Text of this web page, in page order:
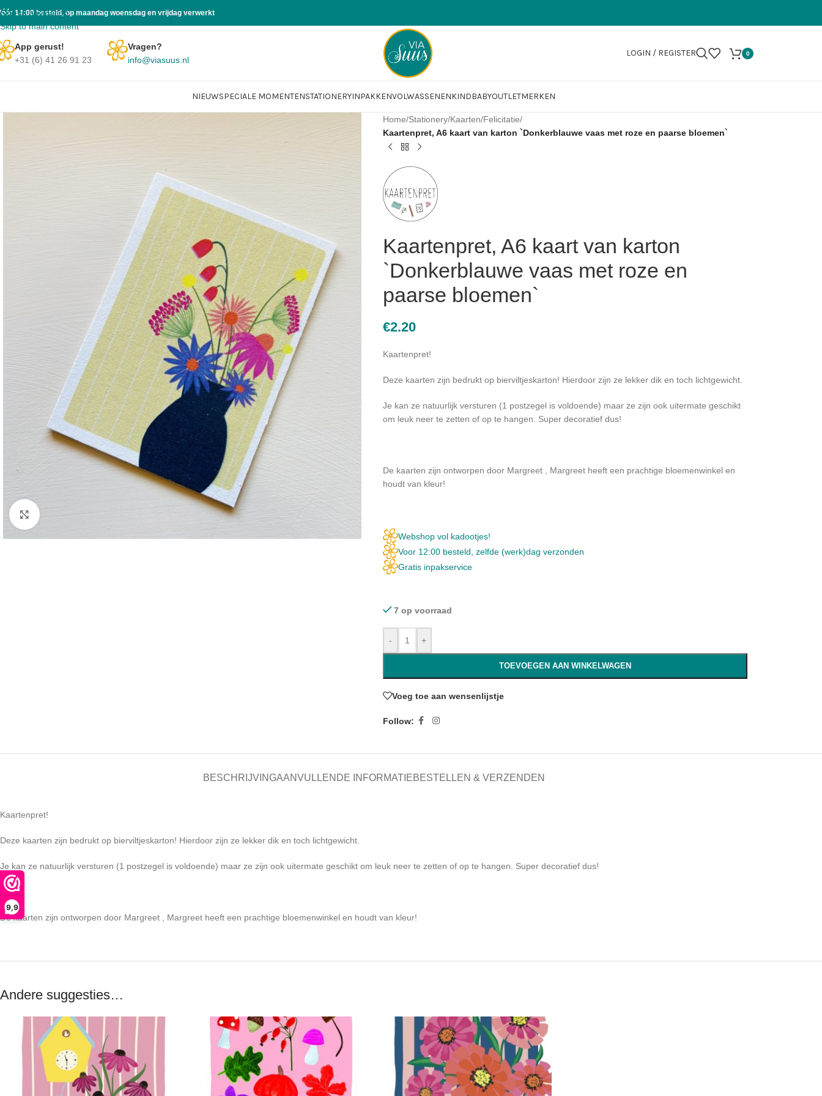
9,9
Skip to navigation
Skip to main content
14:00 besteld, op maandag woensdag en vrijdag verwerkt
App gerust!
+31 (6) 41 26 91 23
Vragen?
info@viasuus.nl
LOGIN / REGISTER 0
NIEUWSPECIALE MOMENTENSTATIONERYINPAKKENVOLWASSENENKINDBABYOUTLETMERKEN
Click to enlarge
Home/Stationery/Kaarten/Felicitatie/
Kaartenpret, A6 kaart van karton `Donkerblauwe vaas met roze en paarse bloemen`
Kaartenpret, A6 kaart van karton
`Donkerblauwe vaas met roze en
paarse bloemen`
€2.20
Kaartenpret!
Deze kaarten zijn bedrukt op bierviltjeskarton! Hierdoor zijn ze lekker dik en toch lichtgewicht.
Je kan ze natuurlijk versturen (1 postzegel is voldoende) maar ze zijn ook uitermate geschikt
om leuk neer te zetten of op te hangen. Super decoratief dus!
De kaarten zijn ontworpen door Margreet , Margreet heeft een prachtige bloemenwinkel en
houdt van kleur!
Webshop vol kadootjes!
Voor 12:00 besteld, zelfde (werk)dag verzonden
Gratis inpakservice
7 op voorraad
- +
TOEVOEGEN AAN WINKELWAGEN
Voeg toe aan wensenlijstje
Follow:
BESCHRIJVINGAANVULLENDE INFORMATIEBESTELLEN & VERZENDEN
Kaartenpret!
Deze kaarten zijn bedrukt op bierviltjeskarton! Hierdoor zijn ze lekker dik en toch lichtgewicht.
Je kan ze natuurlijk versturen (1 postzegel is voldoende) maar ze zijn ook uitermate geschikt om leuk neer te zetten of op te hangen. Super decoratief dus!
De kaarten zijn ontworpen door Margreet , Margreet heeft een prachtige bloemenwinkel en houdt van kleur!
Andere suggesties…